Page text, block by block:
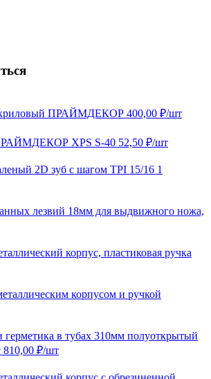
ПРАЙМДЕКОР 400,00 ₽/шт
XPS S-40 52,50 ₽/шт
2D зуб с шагом TPI 15/16 1
лезвий 18мм для выдвижного ножа,
корпус, пластиковая ручка
корпусом и ручкой
герметика в тубах 310мм полуоткрытый
810,00 ₽/шт